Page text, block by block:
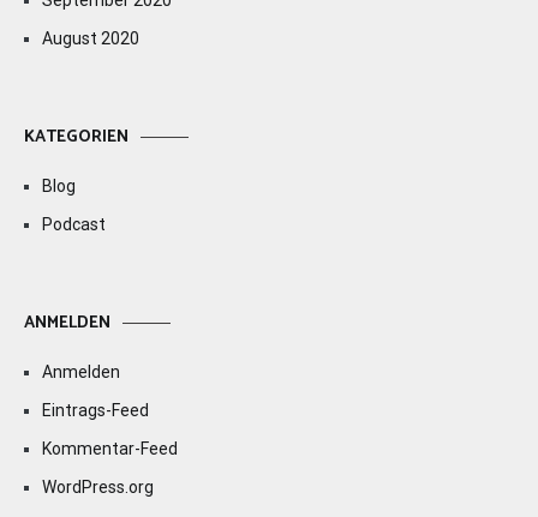
August 2020
KATEGORIEN
Blog
Podcast
ANMELDEN
Anmelden
Eintrags-Feed
Kommentar-Feed
WordPress.org